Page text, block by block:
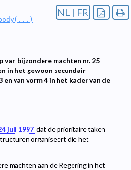
NL | FR
van bijzondere machten nr. 25
in het gewoon secundair
van vorm 4 in het kader van de
juli 1997 dat de prioritaire taken
organiseert die het
machten aan de Regering in het